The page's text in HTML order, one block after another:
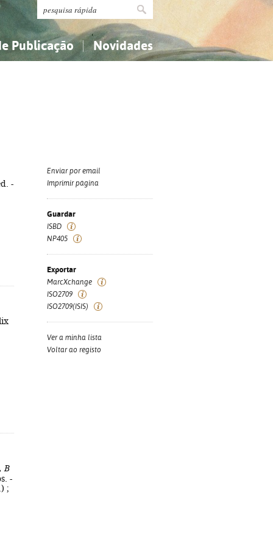
Publicação Novidades
-
B
-
;
Enviar por email
Imprimir página
Guardar
ISBD
NP405
Exportar
MarcXchange
ISO2709
ISO2709(ISIS)
Ver a minha lista
Voltar ao registo